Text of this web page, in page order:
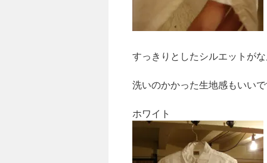
すっきりとしたシルエットが
洗いのかかった生地感もいい
ホワイト